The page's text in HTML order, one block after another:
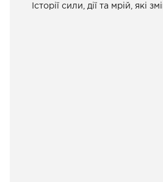
Історії сили, дії та мрій, які